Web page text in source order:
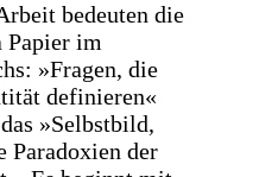
bedeuten die
Papier im
»Fragen, die
definieren«
»Selbstbild,
Paradoxien der